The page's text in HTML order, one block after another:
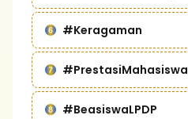
#Keragaman
#PrestasiMahasiswa
#BeasiswaLPDP